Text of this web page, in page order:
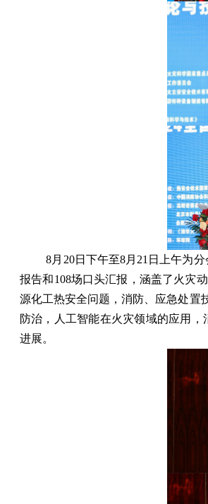
8月 20日下午至8月 21 日上午为
报告和108场口头汇报，涵盖了火灾
源化工热安全问题，消防、应急处置
防治，人工智能在火灾领域的应用，
进展。